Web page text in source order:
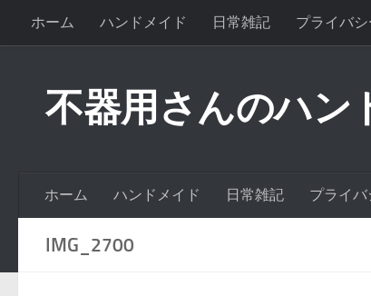
ホーム ハンドメイド 日常雑記 プライバ
不器用さんのハン
ホーム ハンドメイド 日常雑記 プライ
IMG_2700